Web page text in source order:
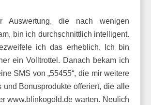
Auswertung, die nach wenigen
bin ich durchschnittlich intelligent.
ich das erheblich. Ich bin
ein Volltrottel. Danach bekam ich
SMS von „55455“, die mir weitere
und Bonusprodukte offeriert, die alle
www.blinkogold.de warten. Neulich